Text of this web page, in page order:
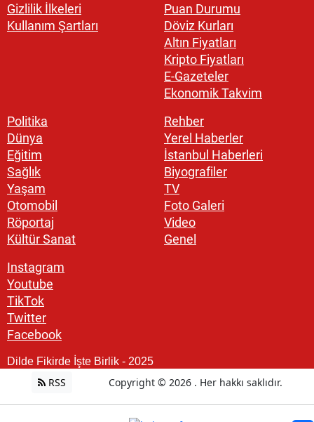
Gizlilik İlkeleri
Kullanım Şartları
Puan Durumu
Döviz Kurları
Altın Fiyatları
Kripto Fiyatları
E-Gazeteler
Ekonomik Takvim
Politika
Dünya
Eğitim
Sağlık
Yaşam
Otomobil
Röportaj
Kültür Sanat
Rehber
Yerel Haberler
İstanbul Haberleri
Biyografiler
TV
Foto Galeri
Video
Genel
Instagram
Youtube
TikTok
Twitter
Facebook
Dilde Fikirde İşte Birlik - 2025
RSS Copyright © 2026 . Her hakkı saklıdır.